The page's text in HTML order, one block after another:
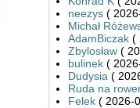
neezys(
Michał
AdamBiczak(
Zbylosław(
bulinek(
Dudysia (
Ruda na
Felek( 2026-